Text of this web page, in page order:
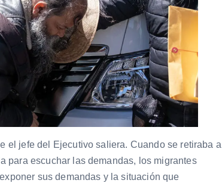
el jefe del Ejecutivo saliera. Cuando se retiraba a
para escuchar las demandas, los migrantes
sus demandas y la situación que